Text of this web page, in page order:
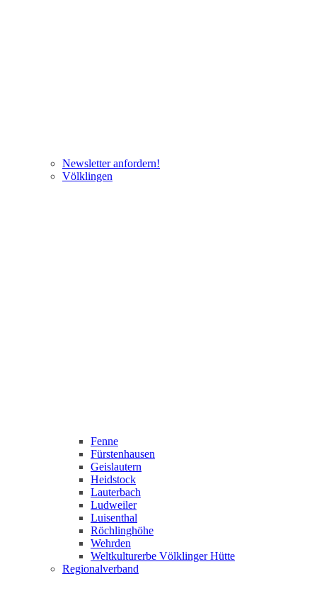
Newsletter anfordern!
Völklingen
Fenne
Fürstenhausen
Geislautern
Heidstock
Lauterbach
Ludweiler
Luisenthal
Röchlinghöhe
Wehrden
Weltkulturerbe Völklinger Hütte
Regionalverband